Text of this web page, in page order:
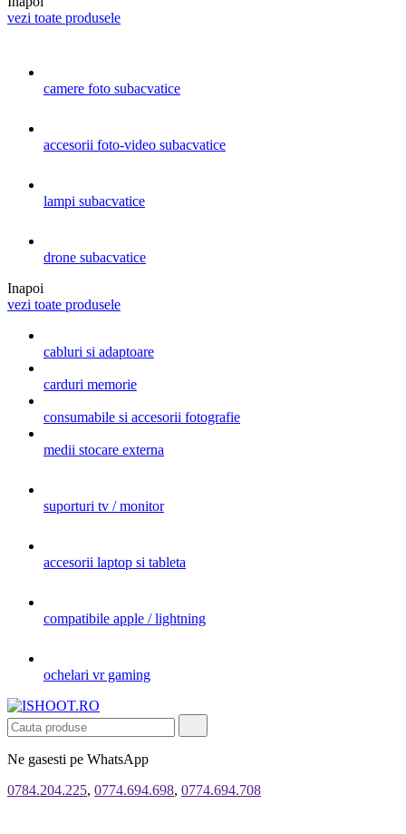
vezi toate produsele
camere foto subacvatice
accesorii foto-video subacvatice
lampi subacvatice
drone subacvatice
Inapoi
vezi toate produsele
cabluri si adaptoare
carduri memorie
consumabile si accesorii fotografie
medii stocare externa
suporturi tv / monitor
accesorii laptop si tableta
compatibile apple / lightning
ochelari vr gaming
Ne gasesti pe WhatsApp
0784.204.225, 0774.694.698, 0774.694.708